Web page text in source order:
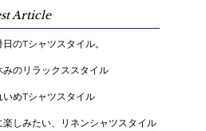
Article
日のTシャツスタイル。
みのリラックススタイル
いめTシャツスタイル
楽しみたい、リネンシャツスタイル